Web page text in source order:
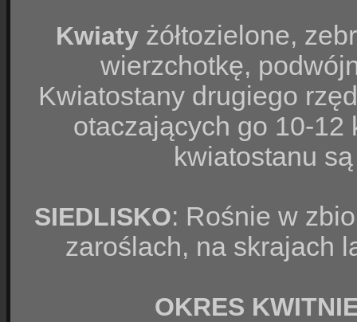
Kwiaty żółtozielone,
wierzchotkę,
Kwiatostany drugiego
otaczających go 10-12
kwiatostanu
SIEDLISKO: Rośnie w
zaroślach, na skrajach
OKRES